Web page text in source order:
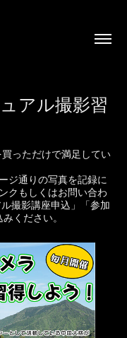
アル撮影習
っただけで満足してい
ジ通りの写真を記録に
クもしくはお問い合わ
撮影講座申込」「参加
ください。